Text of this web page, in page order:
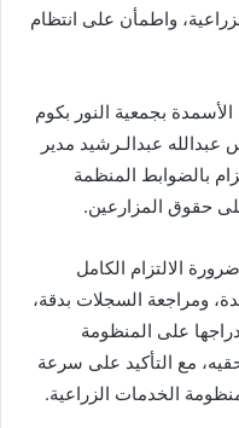
واطمأن على انتظام
بجمعية النور بكوم
عبدالـرشيد مدير
بالضوابط المنظمة
حقوق المزارعين.
الالتزام الكامل
ومراجعة السجلات بدقة،
على المنظومة
مع التأكيد على سرعة
الخدمات الزراعية.